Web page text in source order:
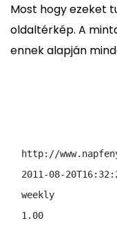
Most hogy ezeket
oldaltérkép. A
ennek alapján
http://
2011-08-
weekly
1.00